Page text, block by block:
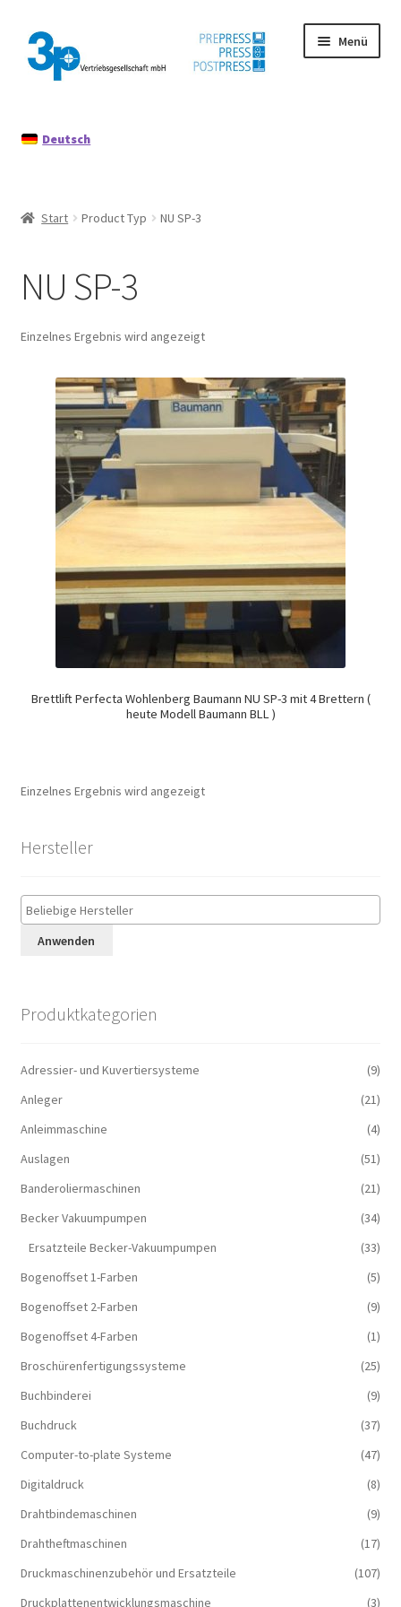
Zur
Navigation
springen
Zum
Inhalt
springen
Menü
Datenschutz
Mein Konto
Deutsch
Start Product Typ NU SP-3
NU SP-3
Einzelnes Ergebnis wird angezeigt
Brettlift Perfecta Wohlenberg Baumann NU SP-3 mit 4 Brettern (
heute Modell Baumann BLL )
Einzelnes Ergebnis wird angezeigt
Hersteller
Anwenden
Produktkategorien
Adressier- und Kuvertiersysteme
(9)
Anleger
(21)
Anleimmaschine
(4)
Auslagen
(51)
Banderoliermaschinen
(21)
Becker Vakuumpumpen
(34)
Ersatzteile Becker-Vakuumpumpen
(33)
Bogenoffset 1-Farben
(5)
Bogenoffset 2-Farben
(9)
Bogenoffset 4-Farben
(1)
Broschürenfertigungssysteme
(25)
Buchbinderei
(9)
Buchdruck
(37)
Computer-to-plate Systeme
(47)
Digitaldruck
(8)
Drahtbindemaschinen
(9)
Drahtheftmaschinen
(17)
Druckmaschinenzubehör und Ersatzteile
(107)
Druckplattenentwicklungsmaschine
(3)